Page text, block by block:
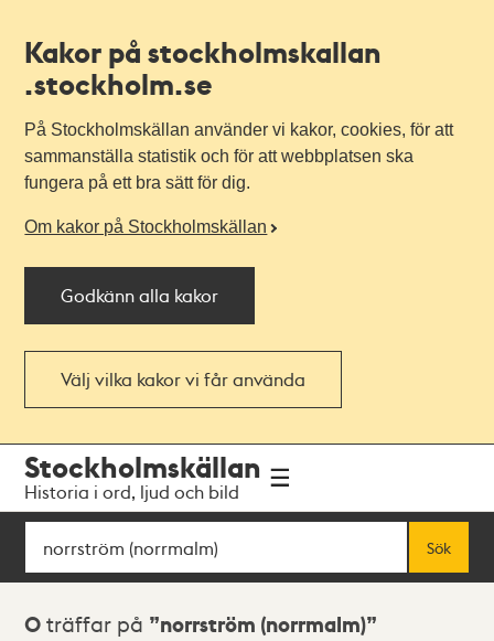
Kakor på stockholmskallan
.stockholm.se
På Stockholmskällan använder vi kakor, cookies, för att
sammanställa statistik och för att webbplatsen ska
fungera på ett bra sätt för dig.
Om kakor på Stockholmskällan
Godkänn alla kakor
Välj vilka kakor vi får använda
navigationen
huvudinnehållet
Stockholmskällan
Historia i ord, ljud och bild
Sök
Sök
Sökresultat
0 träffar på norrström (norrmalm)